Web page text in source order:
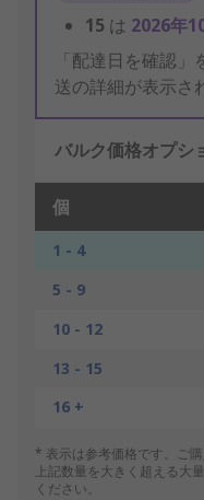
15 は 2026年
「配達日を確認
送の詳細が表示さ
バルク価格オプシ
個
1 - 4
5 - 9
10 - 12
13 - 15
16 +
* 表示は参考価格です。ご
上記数量を大きく超える大
ください。